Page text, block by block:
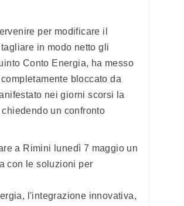
per modificare il
in modo netto gli
Conto Energia, ha messo
bloccato da
nei giorni scorsi la
un confronto
a Rimini lunedì 7 maggio un
con le soluzioni per
l'integrazione innovativa,